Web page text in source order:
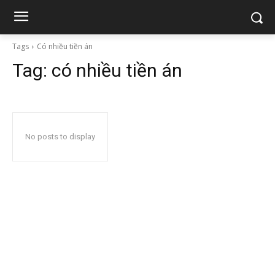
Tags Có nhiều tiền án
Tag: có nhiều tiền án
No posts to display